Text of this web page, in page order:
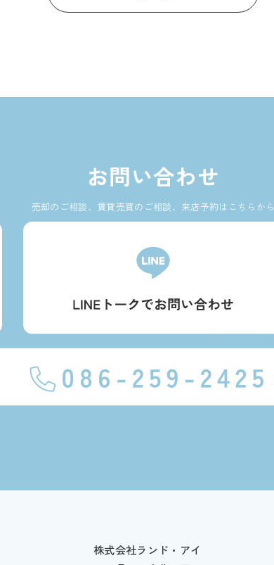
お問い合わせ
売却のご相談、賃貸売買のご相談、来店予約はこちらから
株式会社ランド・アイ